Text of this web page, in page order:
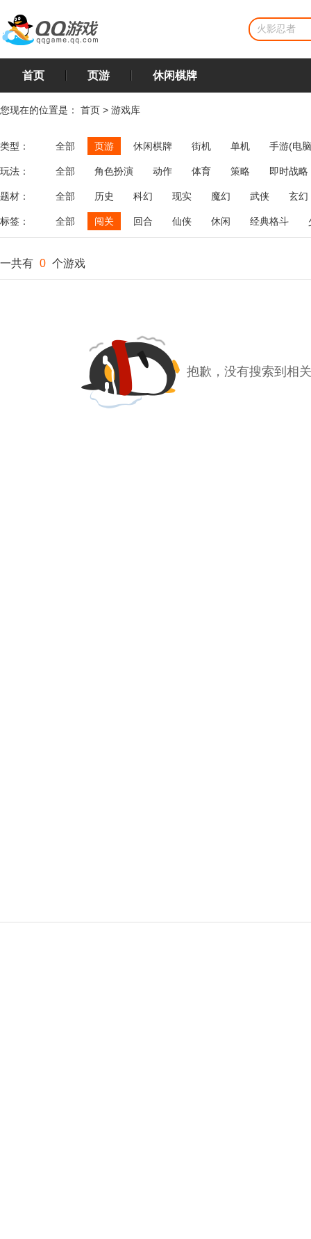
首页 页游 休闲棋牌
您现在的位置是： 首页 > 游戏库
类型： 全部 页游 休闲棋牌 街机 单机 手游(电
玩法： 全部 角色扮演 动作 体育 策略
即时战略
飞行
恋爱 第三人称射击 棋类 牌类 麻将
题材： 全部 历史 科幻 现实 魔幻 武侠 玄幻
标签： 全部 闯关 回合 仙侠 休闲 经典格斗
一共有 0 个游戏
抱歉，没有搜索到相